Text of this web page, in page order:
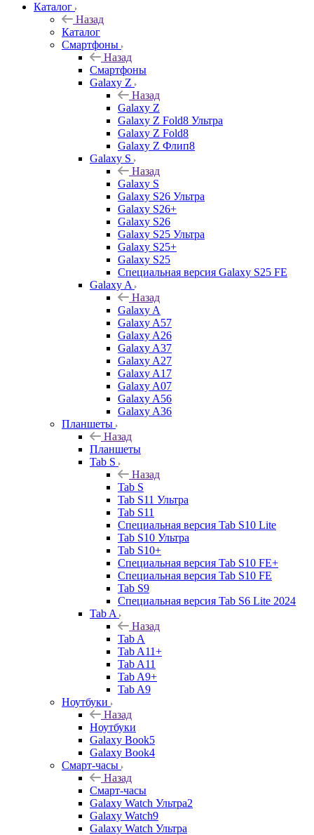
Каталог
Назад
Каталог
Смартфоны
Назад
Смартфоны
Galaxy Z
Назад
Galaxy Z
Galaxy Z Fold8 Ультра
Galaxy Z Fold8
Galaxy Z Флип8
Galaxy S
Назад
Galaxy S
Galaxy S26 Ультра
Galaxy S26+
Galaxy S26
Galaxy S25 Ультра
Galaxy S25+
Galaxy S25
Специальная версия Galaxy S25 FE
Galaxy A
Назад
Galaxy A
Galaxy A57
Galaxy A26
Galaxy A37
Galaxy A27
Galaxy A17
Galaxy A07
Galaxy A56
Galaxy A36
Планшеты
Назад
Планшеты
Tab S
Назад
Tab S
Tab S11 Ультра
Tab S11
Специальная версия Tab S10 Lite
Tab S10 Ультра
Tab S10+
Специальная версия Tab S10 FE+
Специальная версия Tab S10 FE
Tab S9
Специальная версия Tab S6 Lite 2024
Tab A
Назад
Tab A
Tab A11+
Tab A11
Tab A9+
Tab A9
Ноутбуки
Назад
Ноутбуки
Galaxy Book5
Galaxy Book4
Смарт-часы
Назад
Смарт-часы
Galaxy Watch Ультра2
Galaxy Watch9
Galaxy Watch Ультра